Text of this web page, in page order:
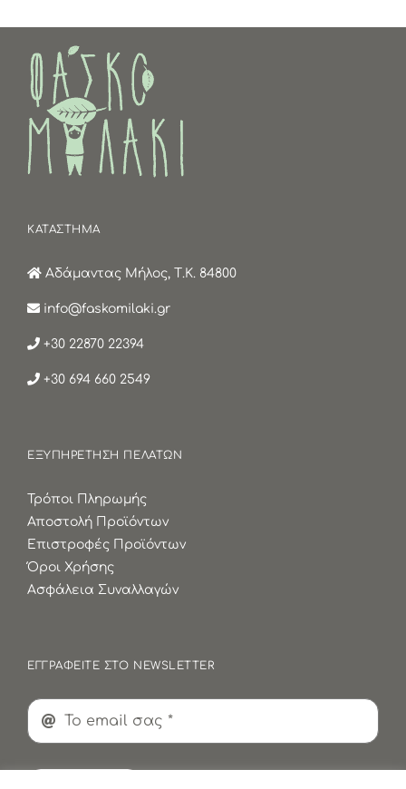
μπορούν
να
επιλεγούν
στη
σελίδα
του
ΚΑΤΑΣΤΗΜΑ
Αδάμαντας Μήλος, Τ.Κ. 84800
info@faskomilaki.gr
+30 22870 22394
+30 694 660 2549
ΕΞΥΠΗΡΕΤΗΣΗ ΠΕΛΑΤΩΝ
Τρόποι Πληρωμής
Αποστολή Προϊόντων
Επιστροφές Προϊόντων
Όροι Χρήσης
Ασφάλεια Συναλλαγών
ΕΓΓΡΑΦΕΙΤΕ ΣΤΟ NEWSLETTER